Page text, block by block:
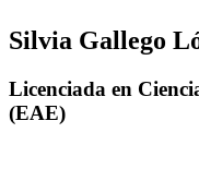
Silvia Gallego
Licenciada en
(EAE)